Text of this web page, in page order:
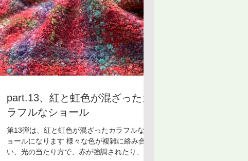
からもご紹介していきますので、楽しみにお
待ちいただけると嬉しいです！ ＊＊＊＊＊＊
＊＊＊ ボードウィービング教室 [銀座教室] 受
講料：¥8,800/月(入会金：¥5,500) 開講日：第
１・第３金曜日 時 間：13:30〜16:00 講
師：田巻夕起子 お教室についてはフォーム・
メール・電話にてお気軽にお問い合わせくだ
part.13、紅と虹色が混ざったカ
ラフルなショール
第13弾は、紅と虹色が混ざったカラフルなシ
ョールになります 様々な色が複雑に絡み合
い、光の当たり方で、赤が強調されたり、青